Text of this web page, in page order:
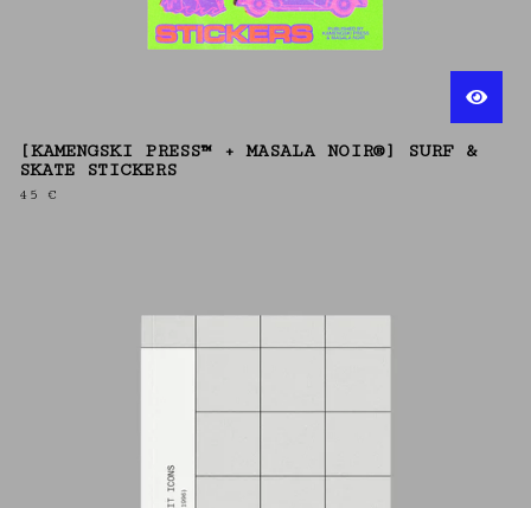
[KAMENGSKI PRESS™ + MASALA NOIR®] SURF &
SKATE STICKERS
45 €